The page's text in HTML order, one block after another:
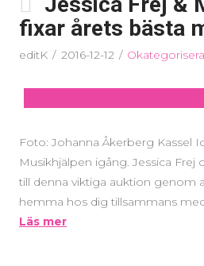
fixar årets bästa
editK 2016-12-12
Foto: Johanna Åkerberg Kassel
Musikhjälpen igång. Jessica Frej
till denna viktiga auktion genom
hemma hos dig tillsammans
Läs mer